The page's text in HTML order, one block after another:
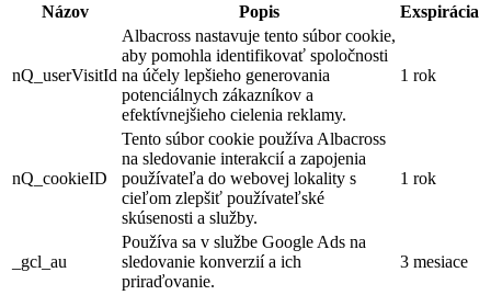
Názov
Popis Exspirácia
nQ_userVisitId
Albacross nastavuje tento súbor cookie,
aby pomohla identifikovať spoločnosti
na účely lepšieho generovania
potenciálnych zákazníkov a
efektívnejšieho cielenia reklamy.
1 rok
nQ_cookieID
Tento súbor cookie používa Albacross
na sledovanie interakcií a zapojenia
používateľa do webovej lokality s
cieľom zlepšiť používateľské
skúsenosti a služby.
1 rok
_gcl_au
Používa sa v službe Google Ads na
sledovanie konverzií a ich
priraďovanie.
3 mesiace